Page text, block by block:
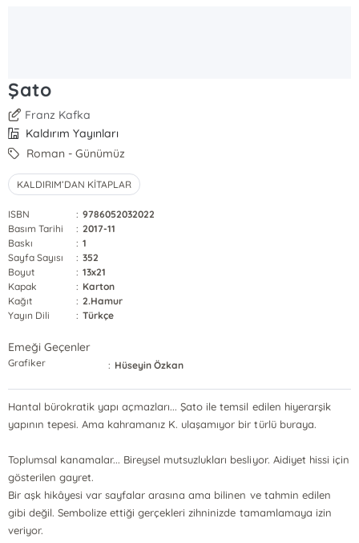
Şato
Franz Kafka
Kaldırım Yayınları
Roman - Günümüz
KALDIRIM’DAN KİTAPLAR
ISBN : 9786052032022
Basım Tarihi
: 2017-11
Baskı
: 1
Sayfa Sayısı
: 352
Boyut
: 13x21
Kapak
: Karton
Kağıt
: 2.Hamur
Yayın Dili
: Türkçe
Emeği Geçenler
Grafiker : Hüseyin Özkan
Hantal bürokratik yapı açmazları... Şato ile temsil edilen hiyerarşik
yapının tepesi. Ama kahramanız K. ulaşamıyor bir türlü buraya.
Toplumsal kanamalar... Bireysel mutsuzlukları besliyor. Aidiyet hissi için
gösterilen gayret.
Bir aşk hikâyesi var sayfalar arasına ama bilinen ve tahmin edilen
gibi değil. Sembolize ettiği gerçekleri zihninizde tamamlamaya izin
veriyor.